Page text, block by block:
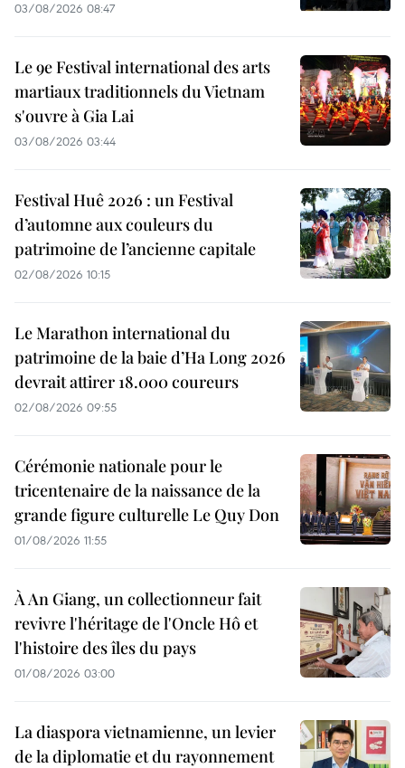
03/08/2026 08:47
Le 9e Festival international des arts
martiaux traditionnels du Vietnam
s'ouvre à Gia Lai
03/08/2026 03:44
Festival Huê 2026 : un Festival
d’automne aux couleurs du
patrimoine de l’ancienne capitale
02/08/2026 10:15
Le Marathon international du
patrimoine de la baie d’Ha Long 2026
devrait attirer 18.000 coureurs
02/08/2026 09:55
Cérémonie nationale pour le
tricentenaire de la naissance de la
grande figure culturelle Le Quy Don
01/08/2026 11:55
À An Giang, un collectionneur fait
revivre l'héritage de l'Oncle Hô et
l'histoire des îles du pays
01/08/2026 03:00
La diaspora vietnamienne, un levier
de la diplomatie et du rayonnement